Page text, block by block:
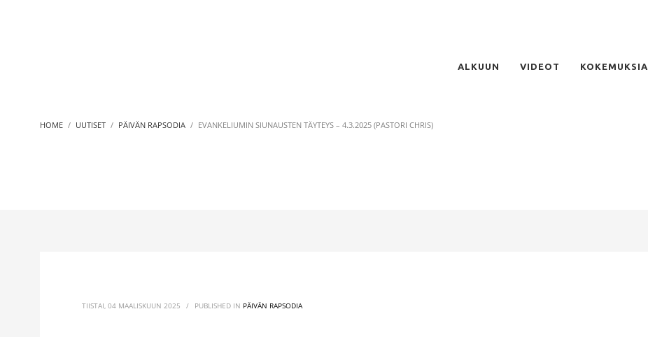
ALKUUN VIDEOT KOKEMUKSIA
HOME UUTISET PÄIVÄN RAPSODIA EVANKELIUMIN SIUNAUSTEN TÄYTEYS – 4.3.2025 (PASTORI CHRIS)
TIISTAI, 04 MAALISKUUN 2025 / PUBLISHED IN PÄIVÄN RAPSODIA